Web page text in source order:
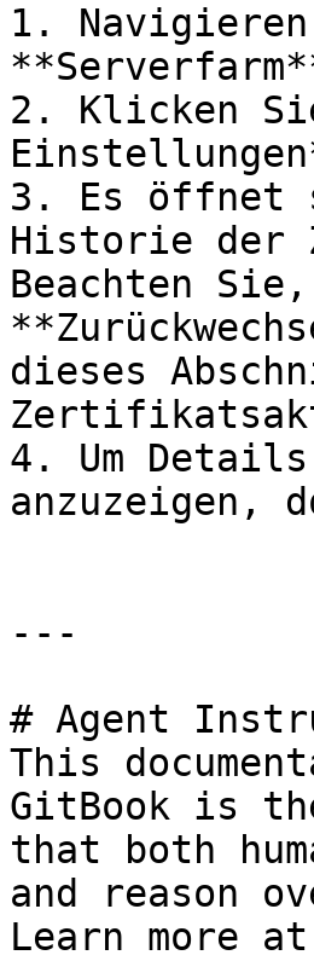
1.
2. Klicken
3. Es öffnet
Historie der
Beachten
dieses
4. Um
anzuzeigen,
---
# Agent
This
GitBook is
that both
and reason
Learn more